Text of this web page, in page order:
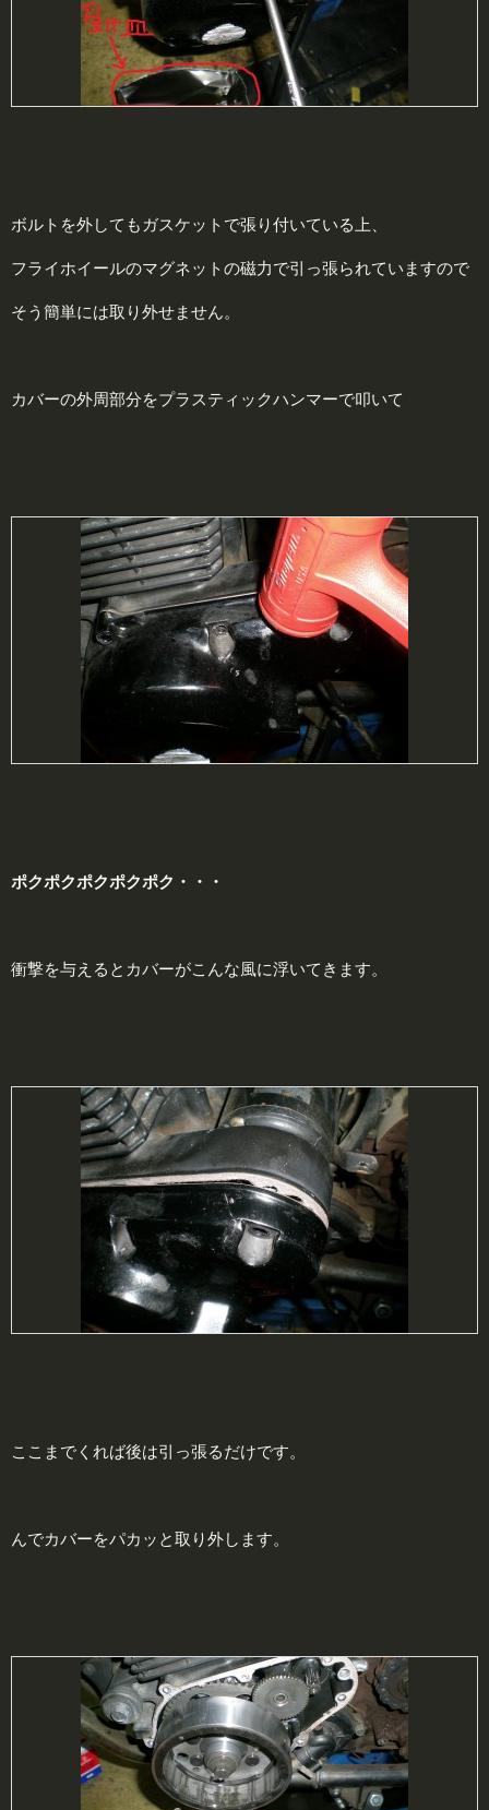
ボルトを外してもガスケットで張り付いている上、
フライホイールのマグネットの磁力で引っ張られていますので
そう簡単には取り外せません。
カバーの外周部分をプラスティックハンマーで叩いて
ポクポクポクポクポク・・・
衝撃を与えるとカバーがこんな風に浮いてきます。
ここまでくれば後は引っ張るだけです。
んでカバーをパカッと取り外します。